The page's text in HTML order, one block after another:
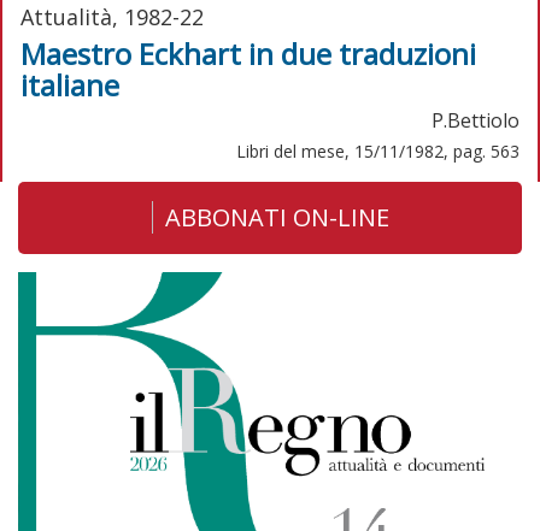
Attualità, 1982-22
Maestro Eckhart in due traduzioni
italiane
P.Bettiolo
Libri del mese, 15/11/1982, pag. 563
ABBONATI ON-LINE